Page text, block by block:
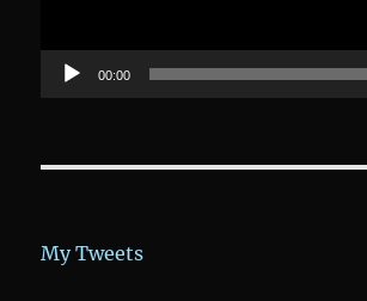
00:00
My Tweets